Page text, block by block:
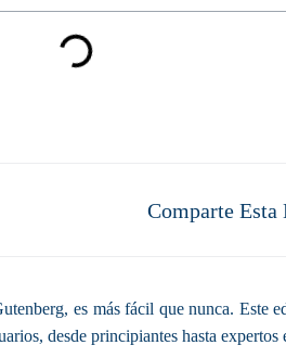
Comparte Esta
es más fácil que nunca. Este
desde principiantes hasta expertos